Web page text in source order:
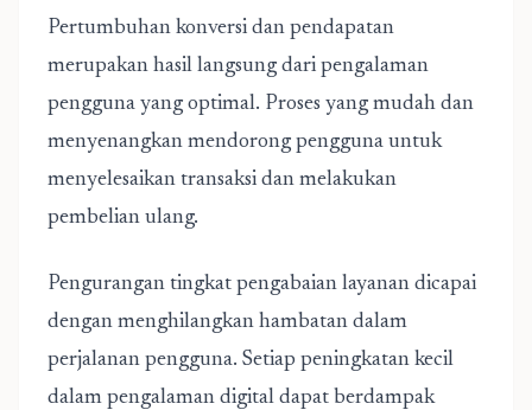
Pertumbuhan konversi dan pendapatan
merupakan hasil langsung dari pengalaman
pengguna yang optimal. Proses yang mudah dan
menyenangkan mendorong pengguna untuk
menyelesaikan transaksi dan melakukan
pembelian ulang.
Pengurangan tingkat pengabaian layanan dicapai
dengan menghilangkan hambatan dalam
perjalanan pengguna. Setiap peningkatan kecil
dalam pengalaman digital dapat berdampak